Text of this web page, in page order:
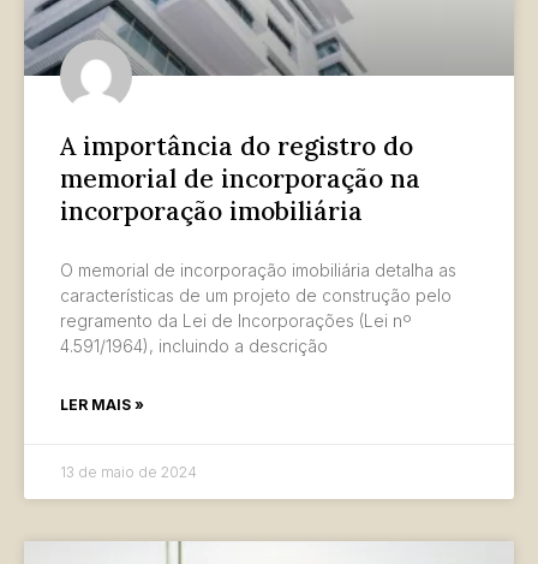
A importância do registro do
memorial de incorporação na
incorporação imobiliária
O memorial de incorporação imobiliária detalha as
características de um projeto de construção pelo
regramento da Lei de Incorporações (Lei nº
4.591/1964), incluindo a descrição
LER MAIS »
13 de maio de 2024